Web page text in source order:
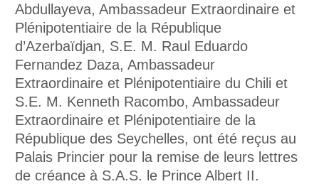
Abdullayeva, Ambassadeur Extraordinaire et
Plénipotentiaire de la République
d’Azerbaïdjan, S.E. M. Raul Eduardo
Fernandez Daza, Ambassadeur
Extraordinaire et Plénipotentiaire du Chili et
S.E. M. Kenneth Racombo, Ambassadeur
Extraordinaire et Plénipotentiaire de la
République des Seychelles, ont été reçus au
Palais Princier pour la remise de leurs lettres
de créance à S.A.S. le Prince Albert II.